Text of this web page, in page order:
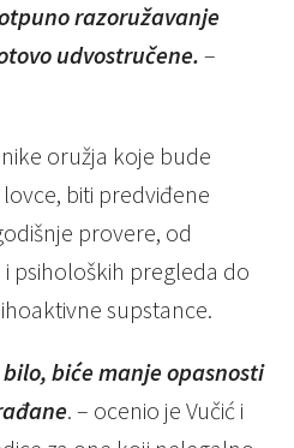
razoružavanje
udvostručene. –
oružja koje bude
biti predviđene
provere, od
psiholoških pregleda do
supstance.
biće manje opasnosti
. – ocenio je Vučić i